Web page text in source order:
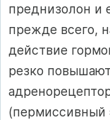
преднизолон и
прежде всего,
действие
резко
(пермиссивный